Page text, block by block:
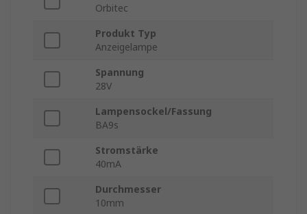
Orbitec
Produkt Typ
Anzeigelampe
Spannung
28V
Lampensockel/Fassung
BA9s
Stromstärke
40mA
Durchmesser
10mm